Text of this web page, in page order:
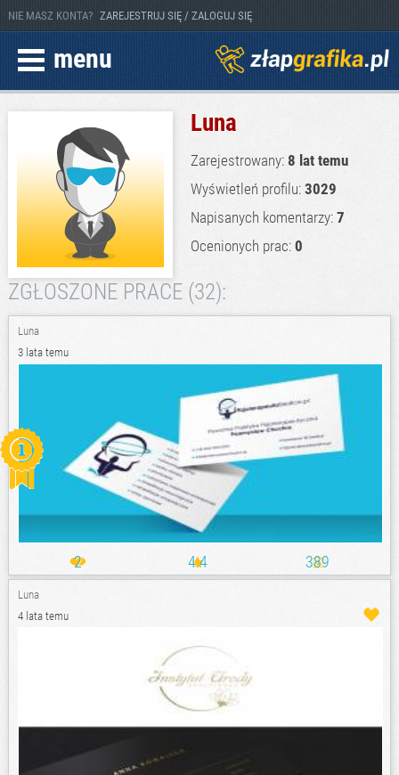
NIE MASZ KONTA? ZAREJESTRUJ SIĘ / ZALOGUJ SIĘ
menu
Luna
Zarejestrowany: 8 lat temu
Wyświetleń profilu: 3029
Napisanych komentarzy: 7
Ocenionych prac: 0
ZGŁOSZONE PRACE (32):
Luna
3 lata temu
2 4.4 389
Luna
4 lata temu